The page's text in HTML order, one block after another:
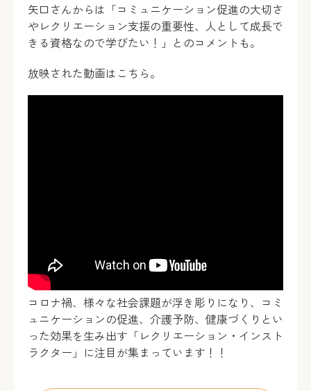
矢口さんからは「コミュニケーション促進の大切さ
やレクリエーション支援の重要性、人として成長で
きる資格なので学びたい！」とのコメントも。
放映された動画はこちら。
コロナ禍、様々な社会課題が浮き彫りになり、コミ
ュニケーションの促進、介護予防、健康づくりとい
った効果を生み出す「レクリエーション・インスト
ラクター」に注目が集まっています！！